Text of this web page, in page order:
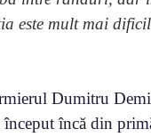
este mult mai
Dumitru
încă din